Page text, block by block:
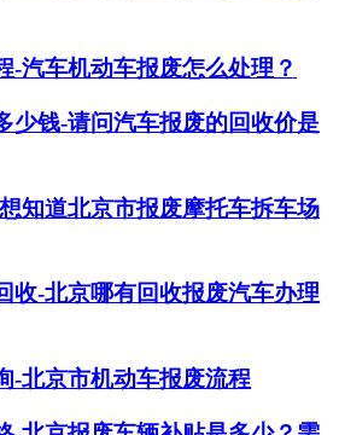
-汽车机动车报废怎么处理？
少钱-请问汽车报废的回收价是
知道北京市报废摩托车拆车场
收-北京哪有回收报废汽车办理
-北京市机动车报废流程